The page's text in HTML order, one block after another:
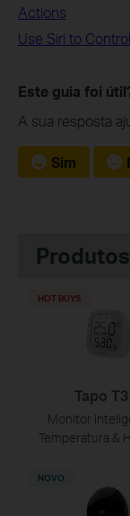
Actions
Use Siri to
Este guia foi
A sua resposta
Sim
Tapo
Monitor
Temperatura &
HOT BUYS
NOVO